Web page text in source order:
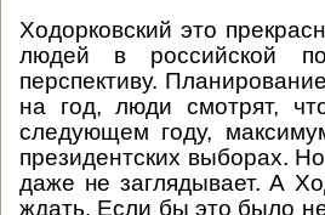
Ходорковский это
людей в российской
перспективу.
на год, люди смотрят,
следующем году,
президентских выборах.
даже не заглядывает. А
ждать. Если бы это было